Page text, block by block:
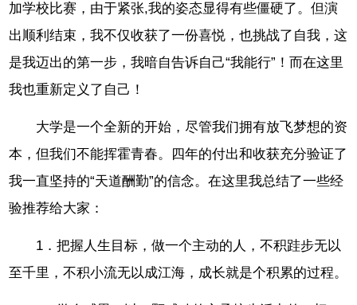
加学校比赛，由于紧张,我的姿态显得有些僵硬了。但演
出顺利结束，我不仅收获了一份喜悦，也挑战了自我，这
是我迈出的第一步，我暗自告诉自己“我能行”！而在这里
我也重新定义了自己！
大学是一个全新的开始，尽管我们拥有放飞梦想的资
本，但我们不能挥霍青春。四年的付出和收获充分验证了
我一直坚持的“天道酬勤”的信念。在这里我总结了一些经
验推荐给大家：
1．把握人生目标，做一个主动的人，不积跬步无以
至千里，不积小流无以成江海，成长就是个积累的过程。